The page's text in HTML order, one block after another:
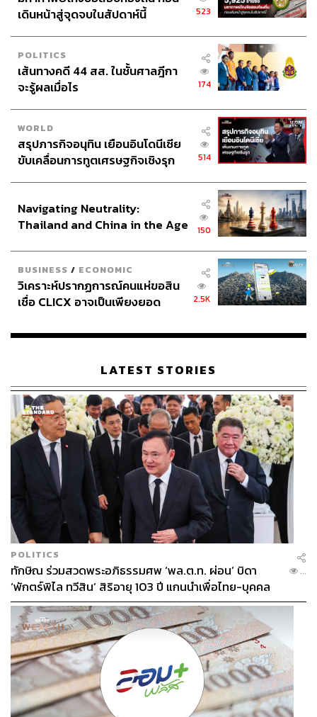
เดินหน้าสู่จุดจบในสัปดาห์นี้
523
POLITICS
เส้นทางคดี 44 สส. ในชั้นศาลฎีกา
จะรู้ผลเมื่อไร
174
WORLD
สรุปภารกิจอนุทิน เยือนอินโดนีเซีย
ขับเคลื่อนการทูตเศรษฐกิจเชิงรุก
514
Navigating Neutrality:
Thailand and China in the Age
150
BUSINESS / ECONOMIC
วิเคราะห์ปรากฏการณ์คนแห่ขอสิน
เชื่อ CLICX อาจเป็นเพียงยอด
เรือนไทยที่ถูกซุกไว้
2.5K
LATEST STORIES
POLITICS
ทักษิณ ร่วมสวดพระอภิธรรมศพ ‘พล.ต.ท. ผ่อน’ บิดา
‘พักตร์พิไล ทวีสิน’ สิริอายุ 103 ปี แกนนำเพื่อไทย-บุคคล
หลากวงการร่วมอาลัย
...